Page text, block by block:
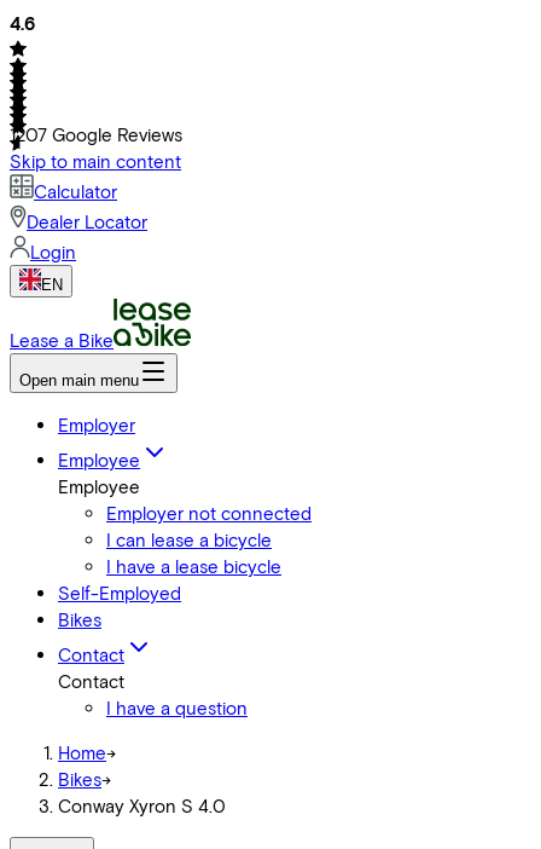
4.6
1207 Google Reviews
Skip to main content
Calculator
Dealer Locator
Login
EN
Lease a Bike
Open main menu
Employer
Employee
Employee
Employer not connected
I can lease a bicycle
I have a lease bicycle
Self-Employed
Bikes
Contact
Contact
I have a question
Home->
Bikes->
Conway Xyron S 4.0